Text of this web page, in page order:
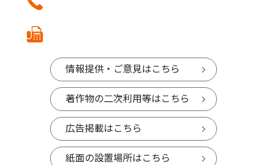
情報提供・ご意見はこちら
著作物の二次利用等はこちら
広告掲載はこちら
紙面の設置場所はこちら